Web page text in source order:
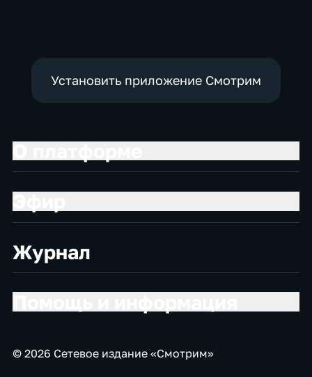
Установить приложение Смотрим
Журнал
© 2026 Сетевое издание «Смотрим»